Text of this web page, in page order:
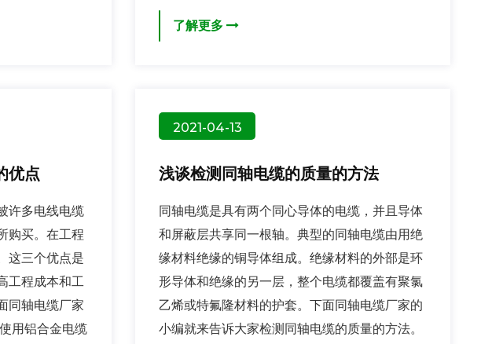
了解更多
优点
许多电线电缆
购买。在工程
这三个优点是
工程成本和工
同轴电缆厂家
用铝合金电缆
2021-04-13
浅谈检测同轴电缆的质量的方法
同轴电缆是具有两个同心导体的电缆，并且导体
和屏蔽层共享同一根轴。典型的同轴电缆由用绝
缘材料绝缘的铜导体组成。绝缘材料的外部是环
形导体和绝缘的另一层，整个电缆都覆盖有聚氯
乙烯或特氟隆材料的护套。下面同轴电缆厂家的
小编就来告诉大家检测同轴电缆的质量的方法。